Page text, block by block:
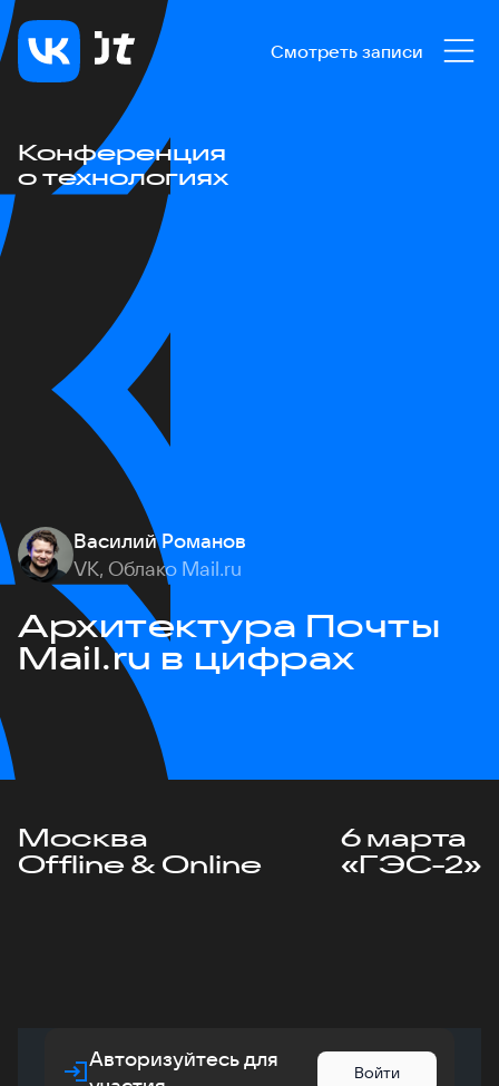
Смотреть записи
Конференция
о технологиях
Василий Романов
VK, Облако Mail.ru
Архитектура Почты
Mail.ru в цифрах
Москва
Offline & Online
6 марта
«ГЭС-2»
Авторизуйтесь для
Войти